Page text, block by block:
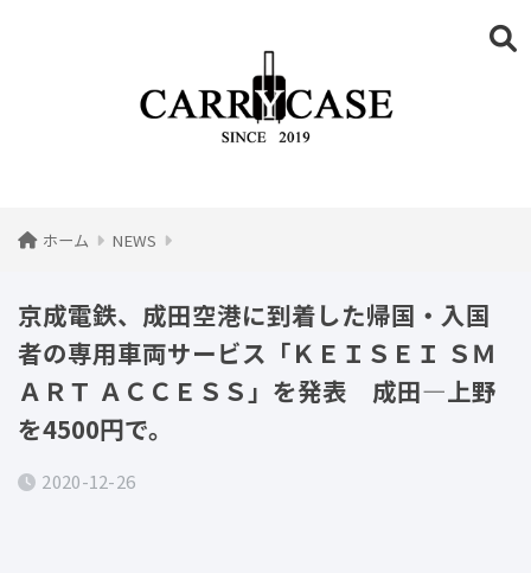
ホーム NEWS
京成電鉄、成田空港に到着した帰国・入国
者の専用車両サービス「ＫＥＩＳＥＩ ＳＭ
ＡＲＴ ＡＣＣＥＳＳ」を発表 成田―上野
を4500円で。
2020-12-26